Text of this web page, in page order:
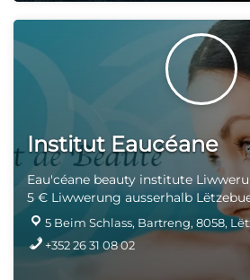
Produkt wëllt, schéckt eis w.e.g. e
info@econcept.lu
. Déi nei
Chrëschtdag Special
" ass elo
Produkter: -
Télécharger la
Institut Eaucéane
Eau'céane beauty institute
5 € Liwwerung ausserhalb
gratis Liwwerung
5 Beim Schlass, Bartreng, 8058,
+352 26 31 08 02